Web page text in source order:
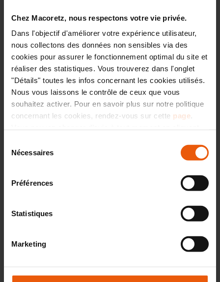
Chez Macoretz, nous respectons votre vie privée.
Dans l'objectif d'améliorer votre expérience utilisateur,
nous collectons des données non sensibles via des
cookies pour assurer le fonctionnement optimal du site et
réaliser des statistiques. Vous trouverez dans l'onglet
"Détails" toutes les infos concernant les cookies utilisés.
Nous vous laissons le contrôle de ceux que vous
souhaitez activer. Pour en savoir plus sur notre politique
concernant les cookies, rendez-vous sur cette page.
du site.
Nécessaires
Préférences
Statistiques
Marketing
vos projets
Construction de maison individuelle:
Bâtissez votre future maison
traditionnelle, contemporaine ou en
avec nos équipes internes organisées
Avec la garantie
Travaux de rénovation
: Améliorez la
maison ou donnez un nouveau souffle
à votre intérieur par
l'agrandissement
Achat d'un logement neuf
: Devenez
vos exigences.